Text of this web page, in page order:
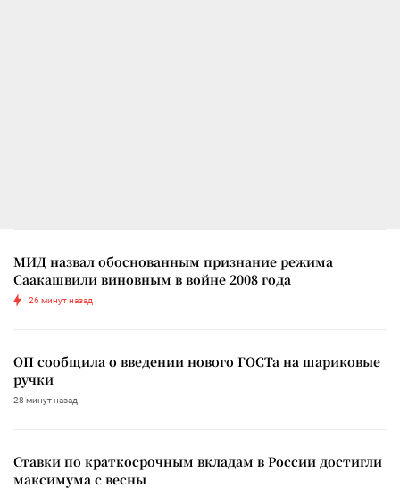
МИД назвал обоснованным признание режима
Саакашвили виновным в войне 2008 года
26 минут назад
ОП сообщила о введении нового ГОСТа на шариковые
ручки
28 минут назад
Ставки по краткосрочным вкладам в России достигли
максимума с весны